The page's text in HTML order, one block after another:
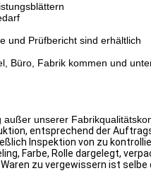
und Prüfbericht sind erhältlich
Büro, Fabrik kommen und
außer unserer
, entsprechend der
Inspektion von zu
Farbe, Rolle dargelegt,
zu vergewissern ist selbe